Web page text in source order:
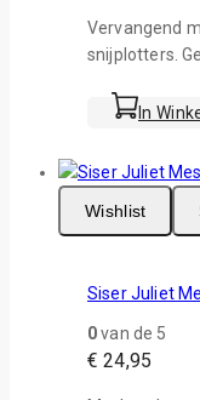
Vervangend
snijplotters.
In
Wishlist
Siser Juliet
0van de 5
€ 24,95